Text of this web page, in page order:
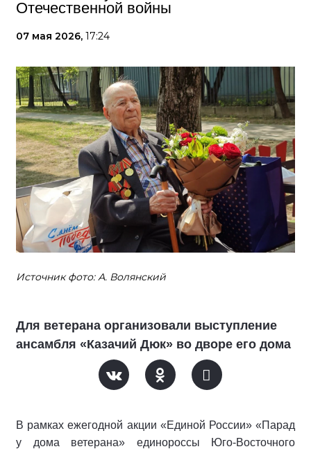
Отечественной войны
07 мая 2026, 17:24
Источник фото: А. Волянский
Для ветерана организовали выступление
ансамбля «Казачий Дюк» во дворе его дома
В рамках ежегодной акции «Единой России» «Парад
у дома ветерана» единороссы Юго‑Восточного